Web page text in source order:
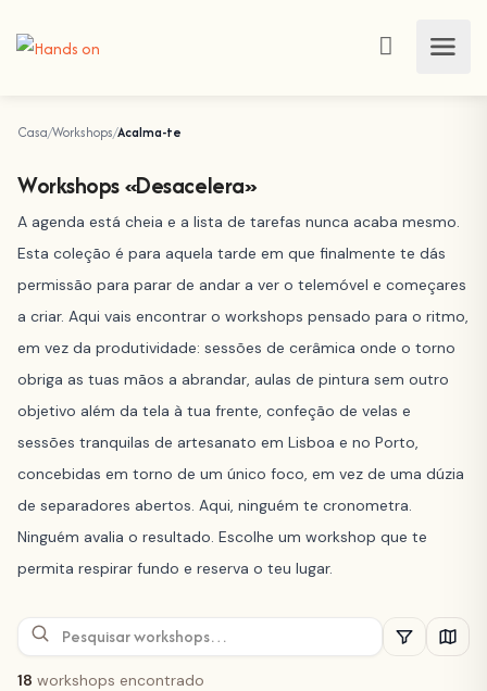
Casa Workshops Acalma-te
Workshops «Desacelera»
A agenda está cheia e a lista de tarefas nunca acaba mesmo.
Esta coleção é para aquela tarde em que finalmente te dás
permissão para parar de andar a ver o telemóvel e começares
a criar. Aqui vais encontrar o workshops pensado para o ritmo,
em vez da produtividade: sessões de cerâmica onde o torno
obriga as tuas mãos a abrandar, aulas de pintura sem outro
objetivo além da tela à tua frente, confeção de velas e
sessões tranquilas de artesanato em Lisboa e no Porto,
concebidas em torno de um único foco, em vez de uma dúzia
de separadores abertos. Aqui, ninguém te cronometra.
Ninguém avalia o resultado. Escolhe um workshop que te
permita respirar fundo e reserva o teu lugar.
18 workshops encontrado